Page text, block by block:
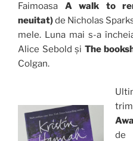
Faimoasa A walk to
neuitat)de Nicholas
mele. Luna mai s-a
Alice Sebold și The
Colgan.